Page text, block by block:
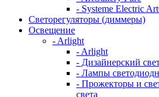
- Systeme Electric
Светорегуляторы (диммеры)
Освещение
- Arlight
- Arlight
- Дизайнерский
- Лампы
- Прожекторы и
света